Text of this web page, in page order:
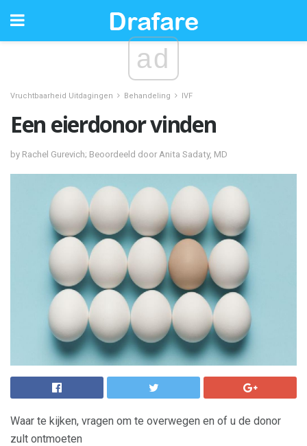
ad
Vruchtbaarheid Uitdagingen Behandeling IVF
Een eierdonor vinden
by Rachel Gurevich; Beoordeeld door Anita Sadaty, MD
Waar te kijken, vragen om te overwegen en of u de donor
zult ontmoeten